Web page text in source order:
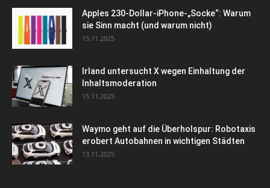
Apples 230-Dollar-iPhone-„Socke“: Warum
sie Sinn macht (und warum nicht)
15.11.2025
Irland untersucht X wegen Einhaltung der
Inhaltsmoderation
15.11.2025
Waymo geht auf die Überholspur: Robotaxis
erobert Autobahnen in wichtigen Städten
13.11.2025